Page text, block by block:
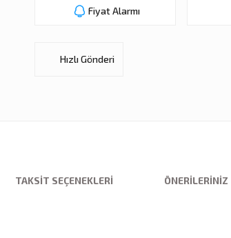
Fiyat Alarmı
Hızlı Gönderi
TAKSIT SEÇENEKLERI ÖNERILERINIZ